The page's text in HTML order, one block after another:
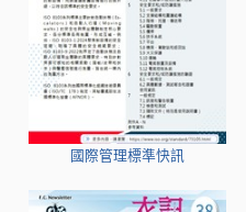
國際管理標準快訊